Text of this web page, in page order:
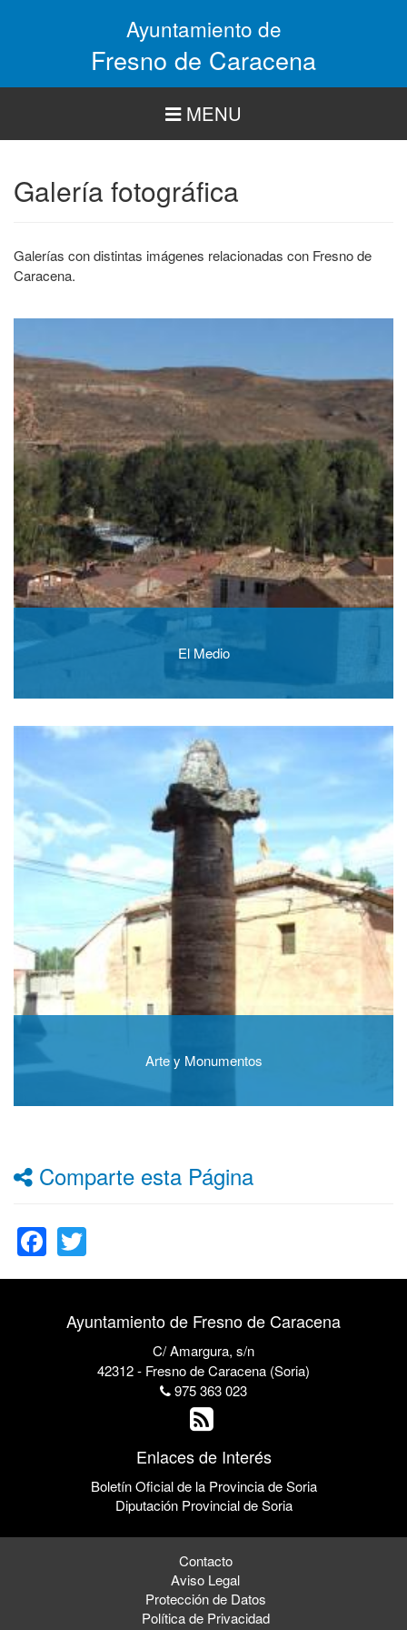
Ayuntamiento de
Fresno de Caracena
MENU
Galería fotográfica
Galerías con distintas imágenes relacionadas con Fresno de
Caracena.
El Medio
Arte y Monumentos
Comparte esta Página
Facebook
Ayuntamiento de Fresno de Caracena
C/ Amargura, s/n
42312 - Fresno de Caracena (Soria)
975 363 023
Enlaces de Interés
Boletín Oficial de la Provincia de Soria
Diputación Provincial de Soria
Contacto
Aviso Legal
Protección de Datos
Política de Privacidad